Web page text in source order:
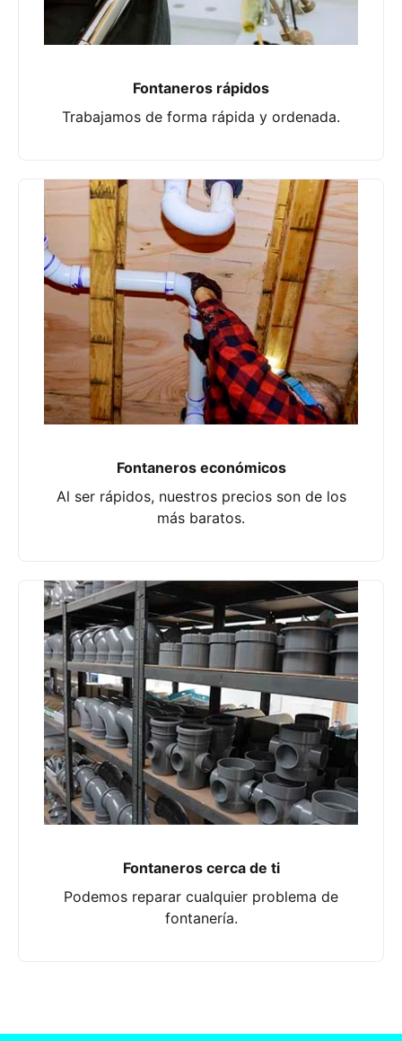
Fontaneros rápidos
Trabajamos de forma rápida y ordenada.
Fontaneros económicos
Al ser rápidos, nuestros precios son de los
más baratos.
Fontaneros cerca de ti
Podemos reparar cualquier problema de
fontanería.